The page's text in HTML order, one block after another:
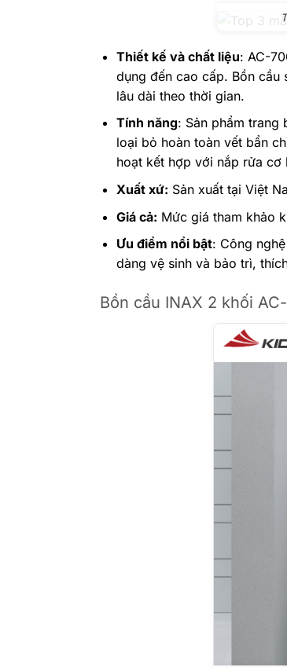
Thiết kế và chất liệu: AC-
dụng đến cao cấp. Bồn cầu
lâu dài theo thời gian.
Tính năng: Sản phẩm trang
loại bỏ hoàn toàn vết bẩn
hoạt kết hợp với nắp rửa cơ
Xuất xứ: Sản xuất tại Việt
Giá cả: Mức giá tham khảo
Ưu điểm nổi bật: Công
dàng vệ sinh và bảo trì,
Bồn cầu INAX 2 khối